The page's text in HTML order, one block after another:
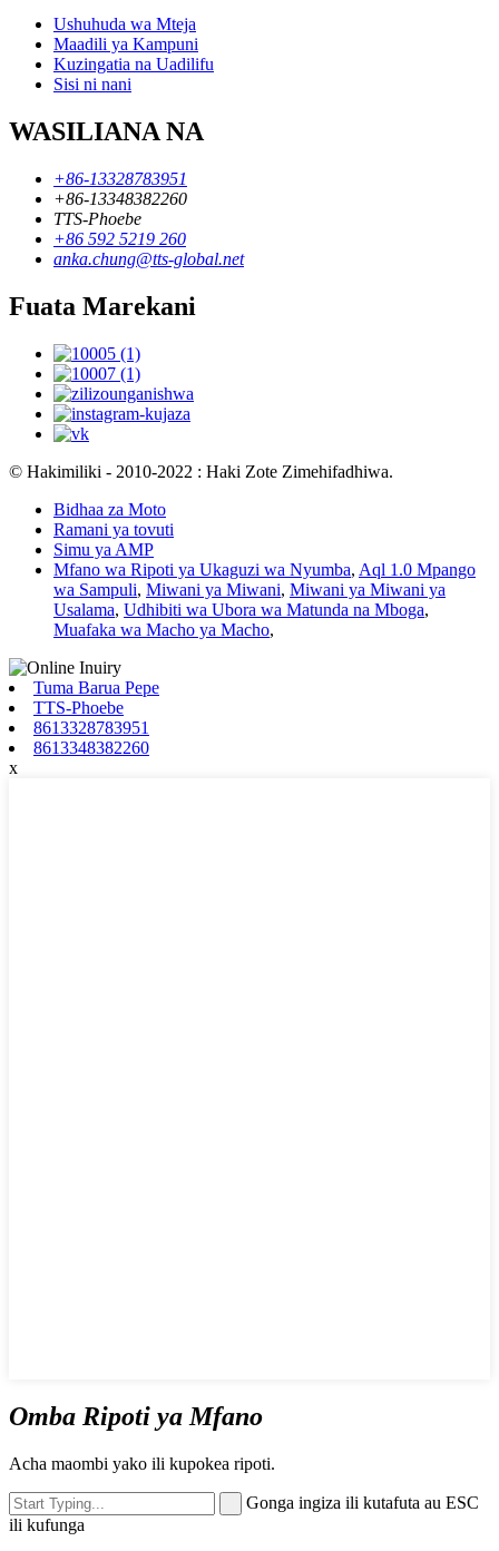
Ushuhuda wa Mteja
Maadili ya Kampuni
Kuzingatia na Uadilifu
Sisi ni nani
WASILIANA NA
+86-13328783951
+86-13348382260
TTS-Phoebe
+86 592 5219 260
anka.chung@tts-global.net
Fuata Marekani
© Hakimiliki - 2010-2022 : Haki Zote Zimehifadhiwa.
Bidhaa za Moto
Ramani ya tovuti
Simu ya AMP
Mfano wa Ripoti ya Ukaguzi wa Nyumba, Aql 1.0 Mpango
wa Sampuli, Miwani ya Miwani, Miwani ya Miwani ya
Usalama, Udhibiti wa Ubora wa Matunda na Mboga,
Muafaka wa Macho ya Macho,
Tuma Barua Pepe
TTS-Phoebe
8613328783951
8613348382260
x
Omba Ripoti ya Mfano
Acha maombi yako ili kupokea ripoti.
Gonga ingiza ili kutafuta au ESC
ili kufunga